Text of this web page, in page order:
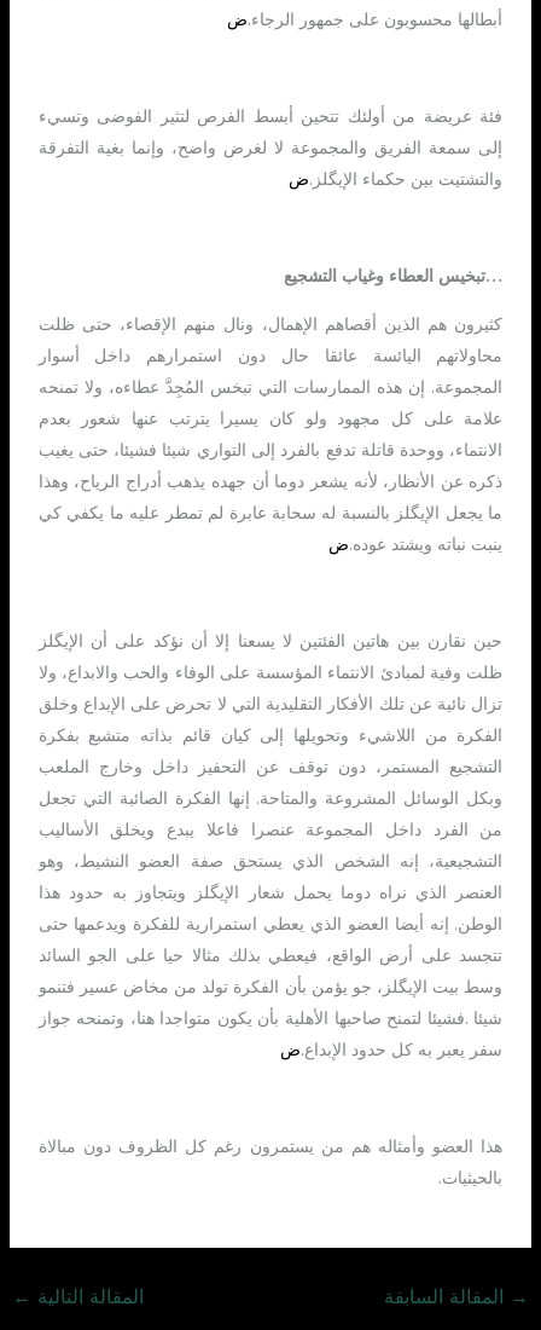
أبطالها محسوبون على جمهور الرجاء.ض
فئة عريضة من أولئك تتحين أبسط الفرص لتثير الفوضى وتسيء
إلى سمعة الفريق والمجموعة لا لغرض واضح، وإنما بغية التفرقة
والتشتيت بين حكماء الإيگلز.ض
…تبخيس العطاء وغياب التشجيع
كثيرون هم الذين أقصاهم الإهمال، ونال منهم الإقصاء، حتى ظلت
محاولاتهم اليائسة عائقا حال دون استمرارهم داخل أسوار
المجموعة. إن هذه الممارسات التي تبخس المُجِدَّ عطاءه، ولا تمنحه
علامة على كل مجهود ولو كان يسيرا يترتب عنها شعور بعدم
الانتماء، ووحدة قاتلة تدفع بالفرد إلى التواري شيئا فشيئا، حتى يغيب
ذكره عن الأنظار، لأنه يشعر دوما أن جهده يذهب أدراج الرياح، وهذا
ما يجعل الإيگلز بالنسبة له سحابة عابرة لم تمطر عليه ما يكفي كي
ينبت نباته ويشتد عوده.ض
حين نقارن بين هاتين الفئتين لا يسعنا إلا أن نؤكد على أن الإيگلز
ظلت وفية لمبادئ الانتماء المؤسسة على الوفاء والحب والابداع، ولا
تزال نائية عن تلك الأفكار التقليدية التي لا تحرض على الإبداع وخلق
الفكرة من اللاشيء وتحويلها إلى كيان قائم بذاته متشبع بفكرة
التشجيع المستمر، دون توقف عن التحفيز داخل وخارج الملعب
وبكل الوسائل المشروعة والمتاحة. إنها الفكرة الصائبة التي تجعل
من الفرد داخل المجموعة عنصرا فاعلا يبدع ويخلق الأساليب
التشجيعية، إنه الشخص الذي يستحق صفة العضو النشيط، وهو
العنصر الذي نراه دوما يحمل شعار الإيگلز ويتجاوز به حدود هذا
الوطن. إنه أيضا العضو الذي يعطي استمرارية للفكرة ويدعمها حتى
تتجسد على أرض الواقع، فيعطي بذلك مثالا حيا على الجو السائد
وسط بيت الإيگلز، جو يؤمن بأن الفكرة تولد من مخاض عسير فتنمو
شيئا .فشيئا لتمنح صاحبها الأهلية بأن يكون متواجدا هنا، وتمنحه جواز
سفر يعبر به كل حدود الإبداع.ض
هذا العضو وأمثاله هم من يستمرون رغم كل الظروف دون مبالاة
بالحيثيات.
→ المقالة السابقة المقالة التالية ←